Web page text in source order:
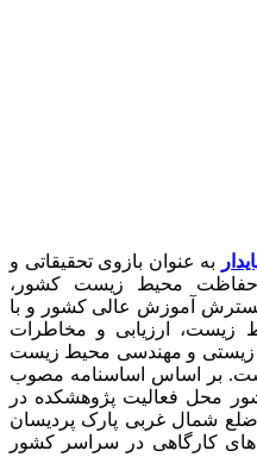
به عنوان بازوی تحقیقاتی و
حفاظت محیط زیست کشور،
آموزش عالی کشور و با
زیست، ارزیابی و مخاطرات
زیستی و مهندسی محیط زیست
است. بر اساس اساسنامه مصوب
محل فعالیت پژوهشکده در
شمال غربی پارک پردیسان
کارگاهی در سراسر کشور